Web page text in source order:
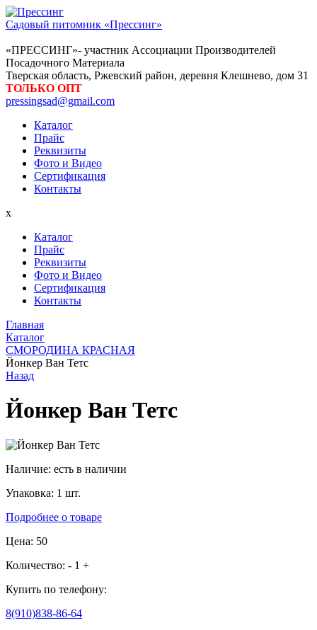
Садовый питомник «Прессинг»
«ПРЕССИНГ»- участник Ассоциации Производителей
Посадочного Материала
Тверская область, Ржевский район, деревня Клешнево, дом 31
ТОЛЬКО ОПТ
pressingsad@gmail.com
Каталог
Прайс
Реквизиты
Фото и Видео
Сертификация
Контакты
x
Каталог
Прайс
Реквизиты
Фото и Видео
Сертификация
Контакты
Главная
Каталог
СМОРОДИНА КРАСНАЯ
Йонкер Ван Тетс
Назад
Йонкер Ван Тетс
Наличие: есть в наличии
Упаковка: 1 шт.
Подробнее о товаре
Цена: 50
Количество: - 1 +
Купить по телефону:
8(910)838-86-64